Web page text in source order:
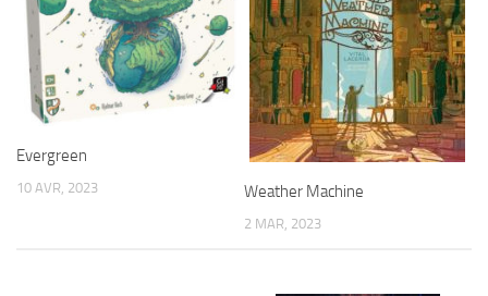
Evergreen
10 AVR, 2023 Weather Machine
2 MAR, 2023